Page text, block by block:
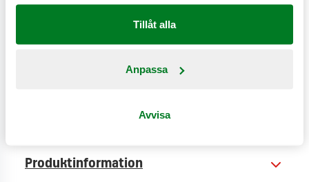
Tillåt alla
Anpassa
Avvisa
Produktinformation